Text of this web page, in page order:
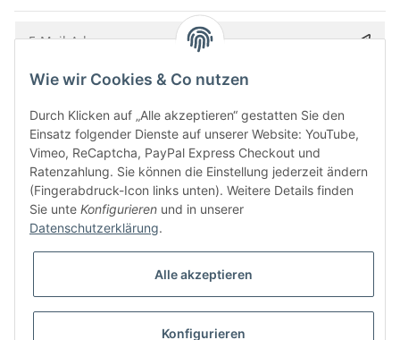
Bitte senden Sie mir entsprechend IhrerDatenschutzerklärung
* Alle Preise inkl. gesetzlicher USt., zzgl.
Besucherzähler: 5854372
Wie wir Cookies & Co nutzen
Durch Klicken auf „Alle akzeptieren“ gestatten Sie den
Einsatz folgender Dienste auf unserer Website: YouTube,
Vimeo, ReCaptcha, PayPal Express Checkout und
Ratenzahlung. Sie können die Einstellung jederzeit ändern
(Fingerabdruck-Icon links unten). Weitere Details finden
Sie unte Konfigurieren und in unserer
Datenschutzerklärung.
Alle akzeptieren
Konfigurieren